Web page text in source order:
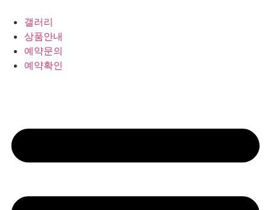
갤러리
상품안내
예약문의
예약확인